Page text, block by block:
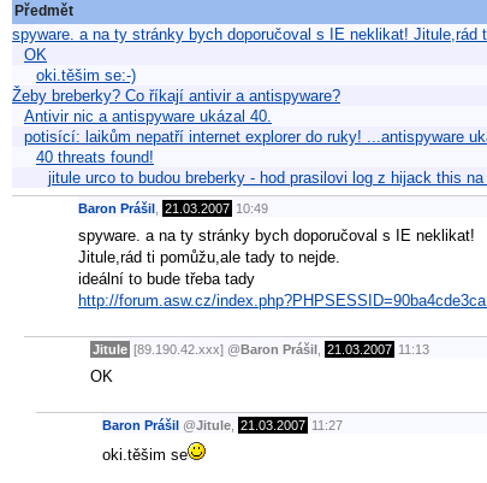
Předmět
spyware. a na ty stránky bych doporučoval s IE neklikat! Jitule,rád
OK
oki.těšim se:-)
Žeby breberky? Co říkají antivir a antispyware?
Antivir nic a antispyware ukázal 40.
potisící: laikům nepatří internet explorer do ruky! ...antispyware
40 threats found!
jitule urco to budou breberky - hod prasilovi log z hijack this
Baron Prášil 21.03.2007 10:49
spyware. a na ty stránky bych doporučoval s IE neklikat!
Jitule,rád ti pomůžu,ale tady to nejde.
ideální to bude třeba tady
http://forum.asw.cz/
Jitule [89.190.42.xxx] @Baron Prášil 21.03.2007 11:13
OK
Baron Prášil @Jitule 21.03.2007 11:27
oki.těšim se